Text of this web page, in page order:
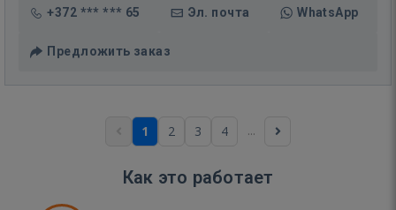
+372 *** *** 65 Эл. почта WhatsApp
Предложить заказ
1 2 3 4 ...
Как это работает